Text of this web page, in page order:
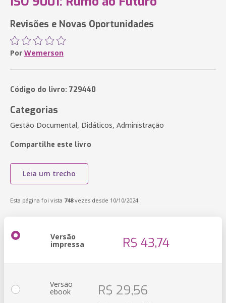
Revisões e Novas Oportunidades
Por Wemerson
Código do livro: 729440
Categorias
Gestão Documental, Didáticos, Administração
Compartilhe este livro
Leia um trecho
Esta página foi vista 748vezes desde 10/10/2024
Versão
impressa R$ 43,74
Versão
ebook R$ 29,56